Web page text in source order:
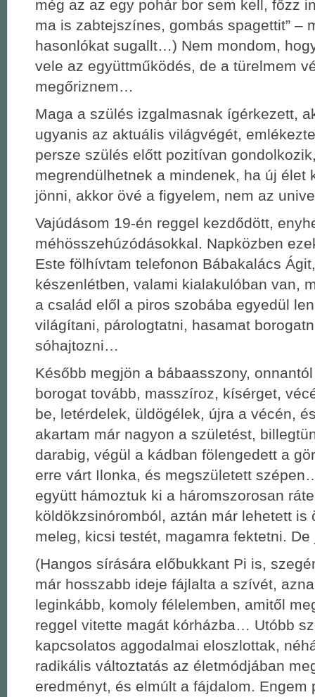
még az az egy pohár bor sem kell, főzz
ma is zabtejszínes, gombás spagettit” –
hasonlókat sugallt…) Nem mondom,
vele az együttműködés, de a türelmem
megőriznem…
Maga a szülés izgalmasnak ígérkezett,
ugyanis az aktuális világvégét,
persze szülés előtt pozitívan
megrendülhetnek a mindenek, ha új élet
jönni, akkor övé a figyelem, nem az
Vajúdásom 19-én reggel kezdődött,
méhösszehúzódásokkal. Napközben
Este fölhívtam telefonon Bábakalács
készenlétben, valami kialakulóban van,
a család elől a piros szobába egyedül
világítani, párologtatni, hasamat
sóhajtozni…
Később megjön a bábaasszony,
borogat tovább, masszíroz, kísérget,
be, letérdelek, üldögélek, újra a vécén,
akartam már nagyon a születést,
darabig, végül a kádban fölengedett a
erre várt Ilonka, és megszületett
együtt hámoztuk ki a háromszorosan
köldökzsinóromból, aztán már lehetett is
meleg, kicsi testét, magamra fektetni.
(Hangos sírására előbukkant Pi is,
már hosszabb ideje fájlalta a szívét,
leginkább, komoly félelemben, amitől
reggel vitette magát kórházba… Utóbb
kapcsolatos aggodalmai eloszlottak,
radikális változtatás az életmódjában
eredményt, és elmúlt a fájdalom. Engem